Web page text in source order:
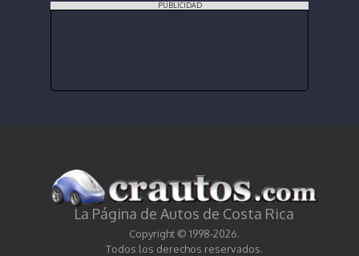
PUBLICIDAD
La Página de Autos de Costa Rica
Copyright © 1998-2026.
Todos los derechos reservados.